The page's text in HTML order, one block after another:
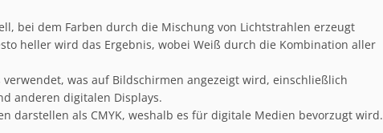
bei dem Farben durch die Mischung von Lichtstrahlen erzeugt
heller wird das Ergebnis, wobei Weiß durch die Kombination aller
verwendet, was auf Bildschirmen angezeigt wird, einschließlich
anderen digitalen Displays.
darstellen als CMYK, weshalb es für digitale Medien bevorzugt wird.